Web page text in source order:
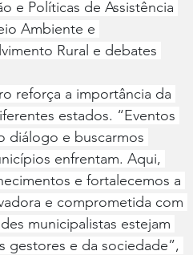
e Políticas de Assistência
Ambiente e
Rural e debates
reforça a importância da
estados. “Eventos
diálogo e buscarmos
enfrentam. Aqui,
e fortalecemos a
e comprometida com
municipalistas estejam
gestores e da sociedade”,